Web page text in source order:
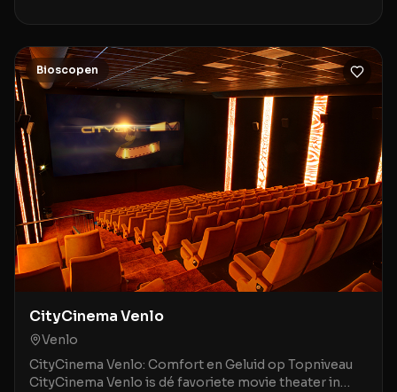
Bioscopen
CityCinema Venlo
Venlo
CityCinema Venlo: Comfort en Geluid op Topniveau
CityCinema Venlo is dé favoriete movie theater in